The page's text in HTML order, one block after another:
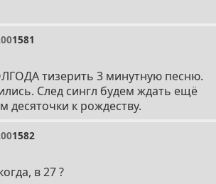
1581
тизерить 3 минутную песню.
След сингл будем ждать ещё
десяточки к рождеству.
1582
в 27 ?